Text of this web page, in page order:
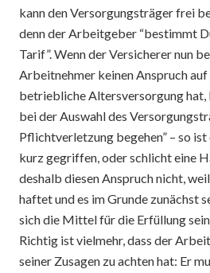
kann den Versorgungsträger frei
denn der Arbeitgeber “bestimmt
Tarif”. Wenn der Versicherer nun
Arbeitnehmer keinen Anspruch
betriebliche Altersversorgung
bei der Auswahl des
Pflichtverletzung begehen” – so
kurz gegriffen, oder schlicht eine
deshalb diesen Anspruch nicht,
haftet und es im Grunde zunächst
sich die Mittel für die Erfüllung
Richtig ist vielmehr, dass der
seiner Zusagen zu achten hat: Er